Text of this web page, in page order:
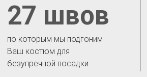
по которым мы подгоним
Ваш костюм для
безупречной посадки
27 швов